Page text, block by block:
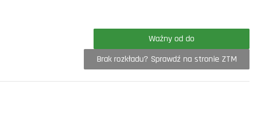
Ważny od do
Brak rozkładu? Sprawdź na stronie ZTM